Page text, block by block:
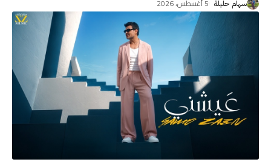
سهام حليلة 5 أغسطس، 2026